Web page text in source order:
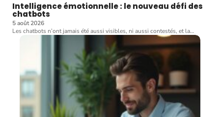
Intelligence émotionnelle : le nouveau défi des
chatbots
5 août 2026
Les chatbots n’ont jamais été aussi visibles, ni aussi contestés, et la…